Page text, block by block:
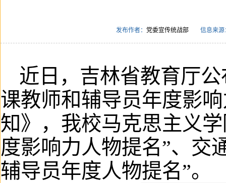
发布作者：党委宣传统战部 信息来源
近日，吉林省教育厅
课教师和辅导员年度影
知》，我校马克思主义
度影响力人物提名”、交
辅导员年度人物提名”。